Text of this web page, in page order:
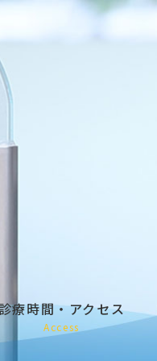
療時間・アクセス
Access